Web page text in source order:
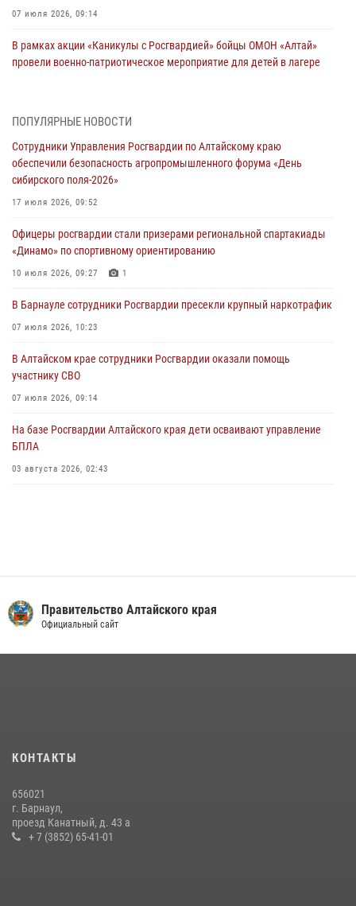
07 июля 2026, 09:14
В рамках акции «Каникулы с Росгвардией» бойцы ОМОН «Алтай»
провели военно-патриотическое мероприятие для детей в лагере
акции «Коробка храбрости»
Сотрудники Росгвардии провели встречу с юными пограничниками
03 июля 2026, 04:03
Управление Росгвардии по Алтайскому краю провело для детей
02 июля 2026, 00:55
Алтайскому краю подведены итоги «прямой линии»
01 июля 2026, 07:49
ПОПУЛЯРНЫЕ НОВОСТИ
Сотрудники Управления Росгвардии по Алтайскому краю
обеспечили безопасность агропромышленного форума «День
сибирского поля-2026»
17 июля 2026, 09:52
Офицеры росгвардии стали призерами региональной спартакиады
«Динамо» по спортивному ориентированию
10 июля 2026, 09:27 1
В Барнауле сотрудники Росгвардии пресекли крупный наркотрафик
07 июля 2026, 10:23
В Алтайском крае сотрудники Росгвардии оказали помощь
участнику СВО
07 июля 2026, 09:14
На базе Росгвардии Алтайского края дети осваивают управление
БПЛА
03 августа 2026, 02:43
Правительство Алтайского края
Официальный сайт
КОНТАКТЫ
656021
г. Барнаул,
проезд Канатный, д. 43 а
+ 7 (3852) 65-41-01